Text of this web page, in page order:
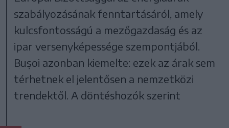
szabályozásának fenntartásáról, amely
kulcsfontosságú a mezőgazdaság és az
ipar versenyképessége szempontjából.
Bușoi azonban kiemelte: ezek az árak sem
térhetnek el jelentősen a nemzetközi
trendektől. A döntéshozók szerint